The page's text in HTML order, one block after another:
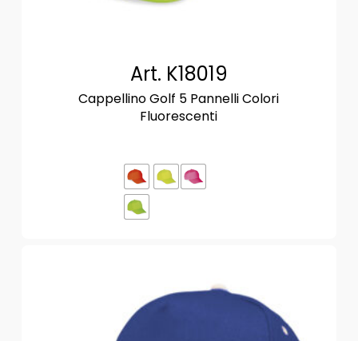
Art. K18019
Cappellino Golf 5 Pannelli Colori
Fluorescenti